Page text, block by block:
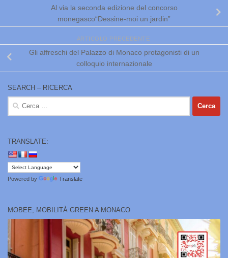
Al via la seconda edizione del concorso
monegasco“Dessine-moi un jardin”
ARTICOLO PRECEDENTE
Gli affreschi del Palazzo di Monaco protagonisti di un
colloquio internazionale
SEARCH – RICERCA
Ricerca
TRANSLATE:
Powered by Translate
MOBEE, MOBILITÀ GREEN A MONACO